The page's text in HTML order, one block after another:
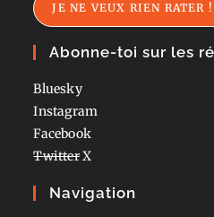
JE NE VEUX RIEN RATER !
Abonne-toi sur les
Bluesky
Instagram
Facebook
TwitterX
Navigation